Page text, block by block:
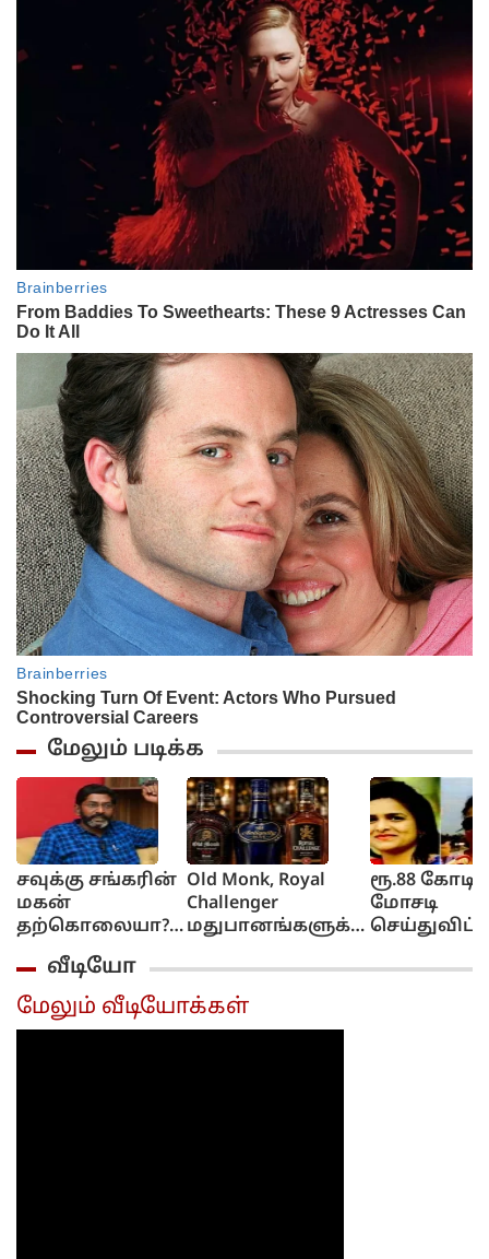
மேலும் படிக்க
சவுக்கு சங்கரின்
மகன்
தற்கொலையா?....
நெட்டிசன்கள்
ஷாக்!...
Old Monk, Royal
Challenger
மதுபானங்களுக்கு
உணவு பாதுகாப்பு
ஆணையம்
அதிரடி.
ரூ.88 கோடி
மோசடி
வீடியோ
மேலும் வீடியோக்கள்